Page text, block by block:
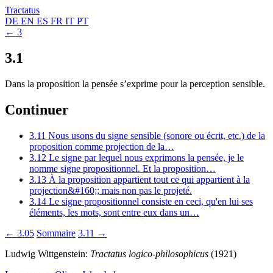
Tractatus
DE EN ES FR IT PT
← 3
3.1
Dans la proposition la pensée s’exprime pour la perception sensible.
Continuer
3.11 Nous usons du signe sensible (sonore ou écrit, etc.) de la
proposition comme projection de la…
3.12 Le signe par lequel nous exprimons la pensée, je le
nomme signe propositionnel. Et la proposition…
3.13 À la proposition appartient tout ce qui appartient à la
projection&#160;; mais non pas le projeté.
3.14 Le signe propositionnel consiste en ceci, qu'en lui ses
éléments, les mots, sont entre eux dans un…
← 3.05 Sommaire 3.11 →
Ludwig Wittgenstein: Tractatus logico-philosophicus (1921)